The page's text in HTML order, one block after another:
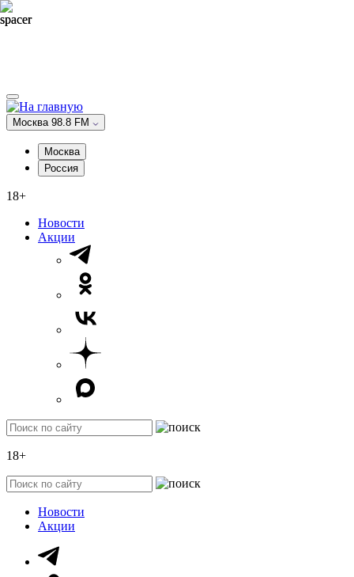
Москва 98.8 FM
Москва
Россия
18+
Новости
Акции
18+
Новости
Акции